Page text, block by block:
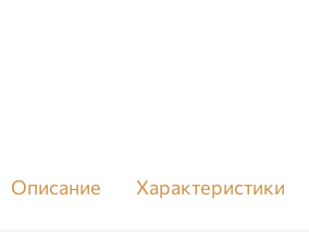
Описание Характеристики